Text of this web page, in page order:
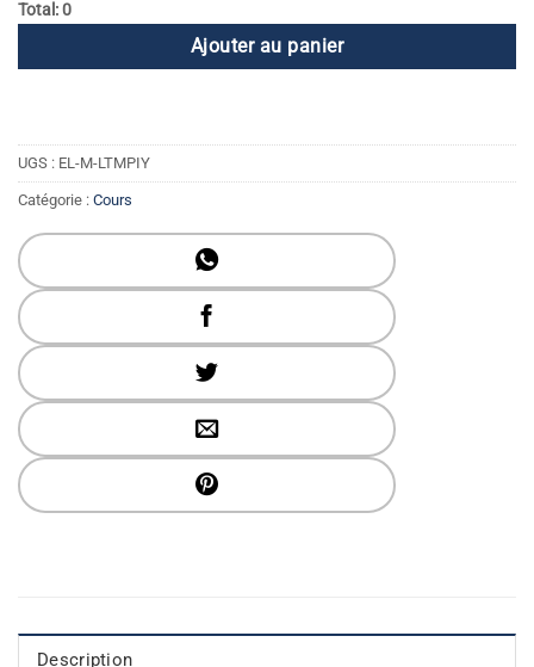
Total: 0
Ajouter au panier
UGS : EL-M-LTMPIY
Catégorie : Cours
Description